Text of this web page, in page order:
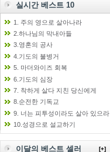
실시간 베스트 10
1. 주의 영으로 살아나라
2.하나님의 막내아들
3.영혼의 공사
4.기도의 불병거
5. 마더와이즈 회복
6.기도의 심장
7. 착하게 살다 지친 당신에게
8.순전한 기독교
9. 너는 피투성이라도 살아 있으라
10.성경으로 설교하기
이달의 베스트 셀러 [+]